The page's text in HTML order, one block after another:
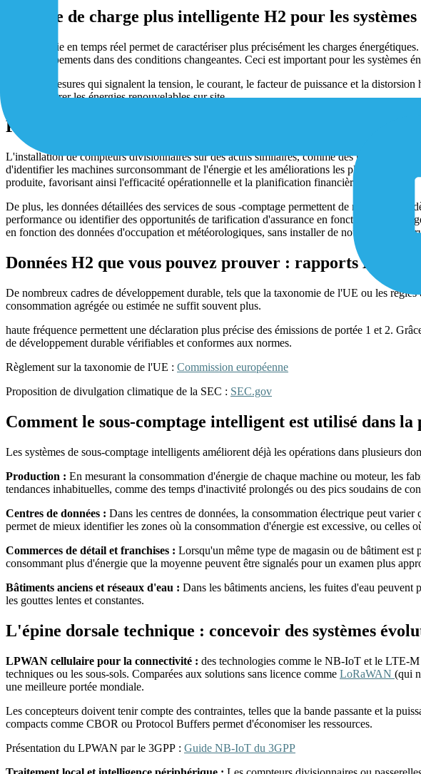
Analyse de charge plus intelligente H2 pour les
La télémétrie en temps réel permet de caractériser plus précisément les charges
et des équipements dans des conditions changeantes. Ceci est important pour les
Les sous-mesures qui signalent la tension, le courant, le facteur de puissance et la
mieux intégrer les énergies renouvelables sur site.
Perspectives sur l'efficacité H2 et nouveaux modèles
L'installation de compteurs divisionnaires sur des actifs similaires, comme des unités
d'identifier les machines surconsommant de l'énergie et les améliorations les plus
produite, favorisant ainsi l'efficacité opérationnelle et la planification financière.
De plus, les données détaillées des services de sous -comptage permettent de nouveaux
performance ou identifier des opportunités de tarification d'assurance en fonction de la
en fonction des données d'occupation et météorologiques, sans installer de nouvelles
Données H2 que vous pouvez prouver : rapports ESG et
De nombreux cadres de développement durable, tels que la taxonomie de l'UE ou les
consommation agrégée ou estimée ne suffit souvent plus.
haute fréquence permettent une déclaration plus précise des émissions de portée 1 et 2.
de développement durable vérifiables et conformes aux normes.
Règlement sur la taxonomie de l'UE : Commission européenne
Proposition de divulgation climatique de la SEC : SEC.gov
Comment le sous-comptage intelligent est utilisé dans la
Les systèmes de sous-comptage intelligents améliorent déjà les opérations dans plusieurs
Production : En mesurant la consommation d'énergie de chaque machine ou moteur, les
tendances inhabituelles, comme des temps d'inactivité prolongés ou des pics soudains de
Centres de données : Dans les centres de données, la consommation électrique peut
permet de mieux identifier les zones où la consommation d'énergie est excessive, ou celles
Commerces de détail et franchises : Lorsqu'un même type de magasin ou de bâtiment est
consommant plus d'énergie que la moyenne peuvent être signalés pour un examen plus
Bâtiments anciens et réseaux d'eau : Dans les bâtiments anciens, les fuites d'eau
les gouttes lentes et constantes.
L'épine dorsale technique : concevoir des systèmes
LPWAN cellulaire pour la connectivité : des technologies comme le NB-IoT et le LTE-M
techniques ou les sous-sols. Comparées aux solutions sans licence comme LoRaWAN (qui
une meilleure portée mondiale.
Les concepteurs doivent tenir compte des contraintes, telles que la bande passante et la
compacts comme CBOR ou Protocol Buffers permet d'économiser les ressources.
Présentation du LPWAN par le 3GPP : Guide NB-IoT du 3GPP